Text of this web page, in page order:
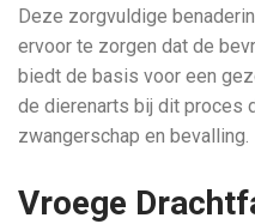
Deze zorgvuldige
ervoor te zorgen dat de
biedt de basis voor een
de dierenarts bij dit proces
zwangerschap en bevalling.
Vroege